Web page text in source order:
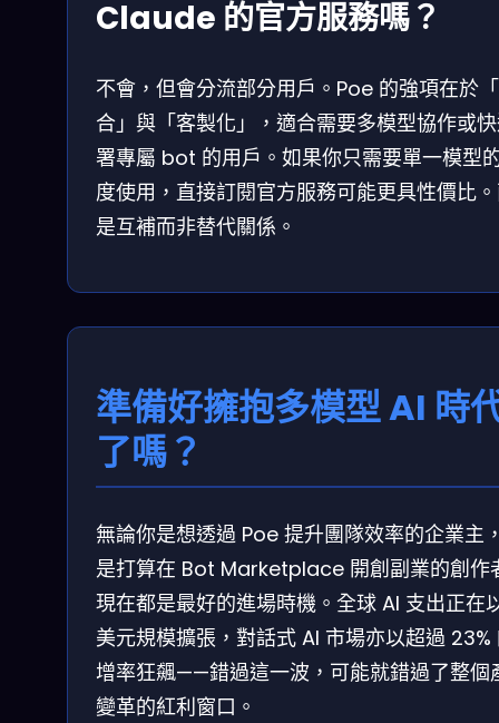
Claude 的官方服務嗎？
不會，但會分流部分用戶。Poe 的強項在於
合」與「客製化」，適合需要多模型協作或
署專屬 bot 的用戶。如果你只需要單一模型
度使用，直接訂閱官方服務可能更具性價比
是互補而非替代關係。
準備好擁抱多模型 AI 時
了嗎？
無論你是想透過 Poe 提升團隊效率的企業主
是打算在 Bot Marketplace 開創副業的創作
現在都是最好的進場時機。全球 AI 支出正在
美元規模擴張，對話式 AI 市場亦以超過 23%
增率狂飆——錯過這一波，可能就錯過了整個
變革的紅利窗口。